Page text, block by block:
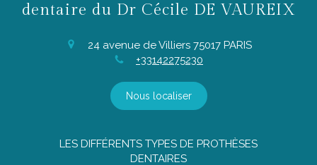
dentaire du Dr Cécile DE VAUREIX
24 avenue de Villiers 75017 PARIS
+33142275230
Nous localiser
LES DIFFÉRENTS TYPES DE PROTHÈSES
DENTAIRES